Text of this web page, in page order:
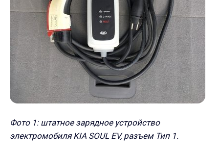
Фото 1: штатное зарядное устройство
электромобиля KIA SOUL EV, разъем Тип 1.